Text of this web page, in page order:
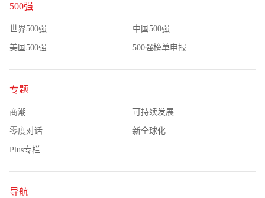
500强
世界500强 中国500强
美国500强 500强榜单申报
专题
商潮 可持续发展
零度对话 新全球化
Plus专栏
导航